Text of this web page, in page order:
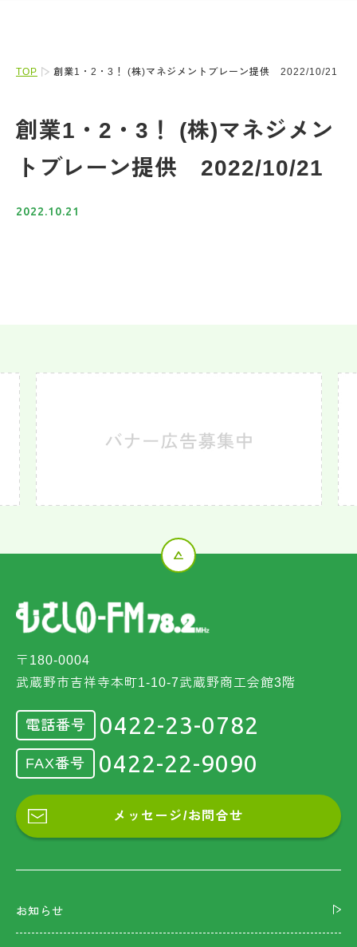
TOP 創業1・2・3！ (株)マネジメントブレーン提供 2022/10/21
創業1・2・3！ (株)マネジメン
トブレーン提供 2022/10/21
2022.10.21
〒180-0004
武蔵野市吉祥寺本町1-10-7武蔵野商工会館3階
電話番号 0422-23-0782
FAX番号 0422-22-9090
メッセージ/お問合せ
お知らせ